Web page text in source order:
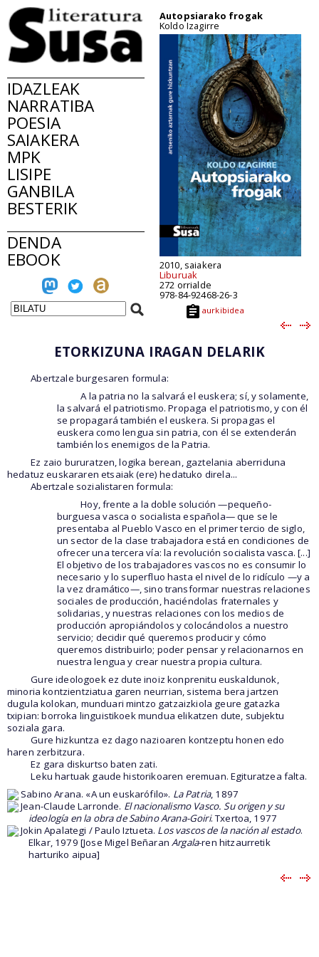
IDAZLEAK
NARRATIBA
POESIA
SAIAKERA
MPK
LISIPE
GANBILA
BESTERIK
DENDA
EBOOK
Autopsiarako frogak
Koldo Izagirre
2010, saiakera
Liburuak
272 orrialde
978-84-92468-26-3
aurkibidea
ETORKIZUNA IRAGAN DELARIK
Abertzale burgesaren formula:
A la patria no la salvará el euskera; sí, y solamente,
la salvará el patriotismo. Propaga el patriotismo, y con él
se propagará también el euskera. Si propagas el
euskera como lengua sin patria, con él se extenderán
también los enemigos de la Patria.
Ez zaio bururatzen, logika berean, gaztelania aberriduna
hedatuz euskararen etsaiak (ere) hedatuko direla...
Abertzale sozialistaren formula:
Hoy, frente a la doble solución —pequeño-
burguesa vasca o socialista española— que se le
presentaba al Pueblo Vasco en el primer tercio de siglo,
un sector de la clase trabajadora está en condiciones de
ofrecer una tercera vía: la revolución socialista vasca. [...]
El objetivo de los trabajadores vascos no es consumir lo
necesario y lo superfluo hasta el nivel de lo ridículo —y a
la vez dramático—, sino transformar nuestras relaciones
sociales de producción, haciéndolas fraternales y
solidarias, y nuestras relaciones con los medios de
producción apropiándolos y colocándolos a nuestro
servicio; decidir qué queremos producir y cómo
queremos distribuirlo; poder pensar y relacionarnos en
nuestra lengua y crear nuestra propia cultura.
Gure ideologoek ez dute inoiz konprenitu euskaldunok,
minoria kontzientziatua garen neurrian, sistema bera jartzen
dugula kolokan, munduari mintzo gatzaizkiola geure gatazka
txipian: borroka linguistikoek mundua elikatzen dute, subjektu
soziala gara.
Gure hizkuntza ez dago nazioaren kontzeptu honen edo
haren zerbitzura.
Ez gara diskurtso baten zati.
Leku hartuak gaude historikoaren eremuan. Egituratzea falta.
Sabino Arana. «A un euskarófilo». La Patria, 1897
Jean-Claude Larronde. El nacionalismo Vasco. Su origen y su
ideología en la obra de Sabino Arana-Goiri. Txertoa, 1977
Jokin Apalategi / Paulo Iztueta. Los vascos de la nación al estado.
Elkar, 1979 [Jose Migel BeñaranArgala-ren hitzaurretik
harturiko aipua]